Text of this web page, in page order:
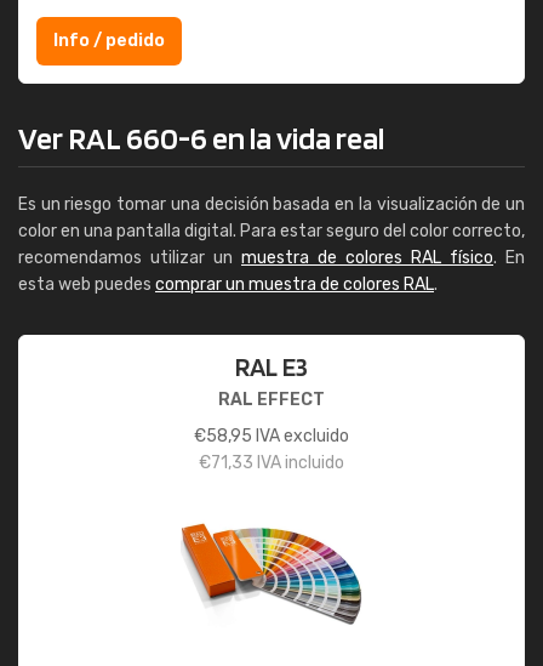
Info / pedido
Ver RAL 660-6 en la vida real
Es un riesgo tomar una decisión basada en la visualización de un
color en una pantalla digital. Para estar seguro del color correcto,
recomendamos utilizar un muestra de colores RAL físico. En
esta web puedes comprar un muestra de colores RAL.
RAL E3
RAL EFFECT
€58,95 IVA excluido
€71,33 IVA incluido